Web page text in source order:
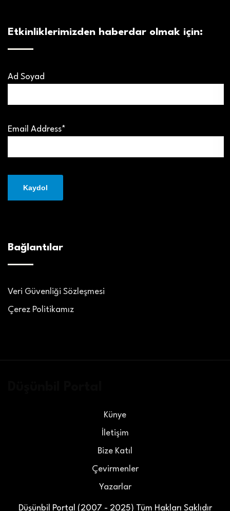
Etkinliklerimizden haberdar olmak için:
Ad Soyad
Email Address*
Bağlantılar
Veri Güvenliği Sözleşmesi
Çerez Politikamız
Düşünbil Portal (2007 - 2025) Tüm Hakları Saklıdır
Künye
İletişim
Bize Katıl
Çevirmenler
Yazarlar